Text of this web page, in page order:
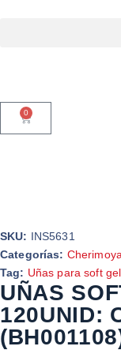
0
SKU: INS5631
Categorías: Cherimoya
Tag: Uñas para soft gel
UÑAS
120UNID: